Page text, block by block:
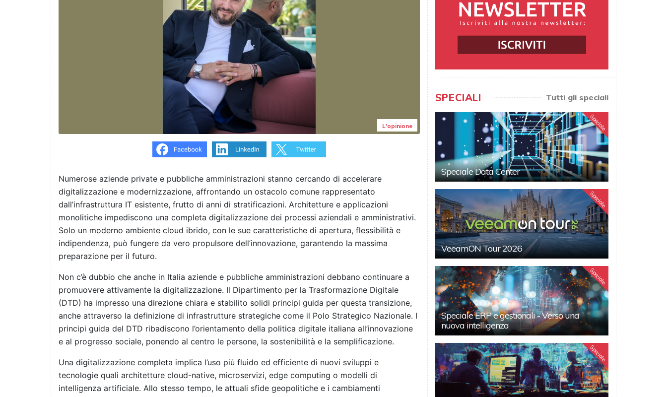
L'opinione
Numerose aziende private e pubbliche amministrazioni stanno cercando di accelerare
digitalizzazione e modernizzazione, affrontando un ostacolo comune rappresentato
dall’infrastruttura IT esistente, frutto di anni di stratificazioni. Architetture e applicazioni
monolitiche impediscono una completa digitalizzazione dei processi aziendali e amministrativi.
Solo un moderno ambiente cloud ibrido, con le sue caratteristiche di apertura, flessibilità e
indipendenza, può fungere da vero propulsore dell’innovazione, garantendo la massima
preparazione per il futuro.
Non c’è dubbio che anche in Italia aziende e pubbliche amministrazioni debbano continuare a
promuovere attivamente la digitalizzazione. Il Dipartimento per la Trasformazione Digitale
(DTD) ha impresso una direzione chiara e stabilito solidi principi guida per questa transizione,
anche attraverso la definizione di infrastrutture strategiche come il Polo Strategico Nazionale. I
principi guida del DTD ribadiscono l’orientamento della politica digitale italiana all’innovazione
e al progresso sociale, ponendo al centro le persone, la sostenibilità e la semplificazione.
Una digitalizzazione completa implica l’uso più fluido ed efficiente di nuovi sviluppi e
tecnologie quali architetture cloud-native, microservizi, edge computing o modelli di
intelligenza artificiale. Allo stesso tempo, le attuali sfide geopolitiche e i cambiamenti
SPECIALI Tutti gli speciali
Speciale
Speciale Data Center
Speciale
VeeamON Tour 2026
Speciale
Speciale ERP e gestionali - Verso una
nuova intelligenza
Speciale